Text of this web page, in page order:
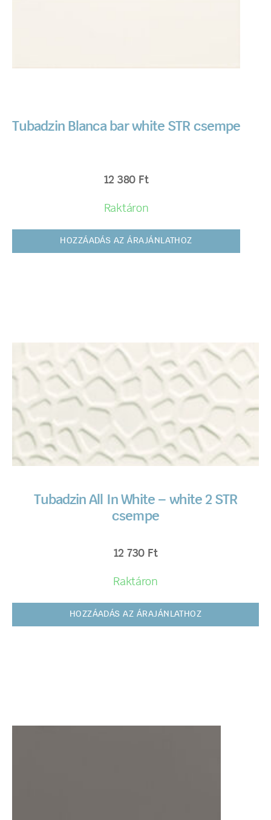
Tubadzin Blanca bar white STR csempe
12 380 Ft
Raktáron
HOZZÁADÁS AZ ÁRAJÁNLATHOZ
Tubadzin All In White – white 2 STR
csempe
12 730 Ft
Raktáron
HOZZÁADÁS AZ ÁRAJÁNLATHOZ